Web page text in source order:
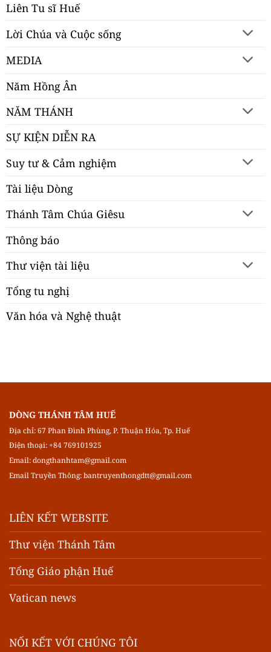
Liên Tu sĩ Huế
Lời Chúa và Cuộc sống
MEDIA
Năm Hồng Ân
NĂM THÁNH
SỰ KIỆN DIỄN RA
Suy tư & Cảm nghiệm
Tài liệu Dòng
Thánh Tâm Chúa Giêsu
Thông báo
Thư viện tài liệu
Tổng tu nghị
Văn hóa và Nghệ thuật
DÒNG THÁNH TÂM HUẾ
Địa chỉ: 67 Phan Đình Phùng, P. Thuận Hóa, Tp. Huế
Điện thoại: +84 769101925
Email:dongthanhtam@gmail.com
Email Truyền Thông:bantruyenthongdtt@gmail.com
LIÊN KẾT WEBSITE
Thư viện Thánh Tâm
Tổng Giáo phận Huế
Vatican news
NỐI KẾT VỚI CHÚNG TÔI